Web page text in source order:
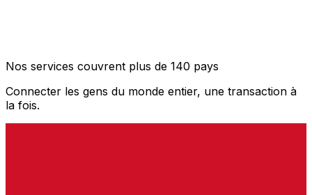
Nos services couvrent plus de 140 pays
Connecter les gens du monde entier, une transaction à
la fois.